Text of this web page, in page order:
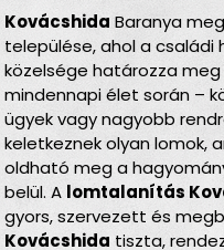
Kovácshida Baranya
települése, ahol a családi
közelsége határozza
mindennapi élet során –
ügyek vagy nagyobb
keletkeznek olyan lomok,
oldható meg a
belül. A lomtalanítás
gyors, szervezett és
Kovácshida tiszta,